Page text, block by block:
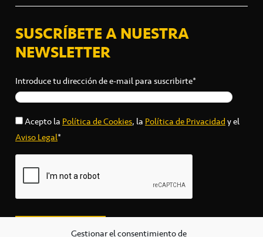
Gestionar el consentimiento de
SUSCRÍBETE A NUESTRA
NEWSLETTER
Introduce tu dirección de e-mail para suscribirte*
Acepto laPolítica de Cookies, laPolítica de Privacidady el
Aviso Legal*